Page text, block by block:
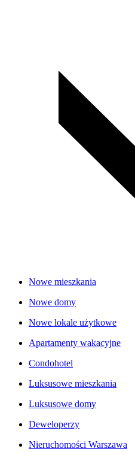
Nowe mieszkania
Nowe domy
Nowe lokale użytkowe
Apartamenty wakacyjne
Condohotel
Luksusowe mieszkania
Luksusowe domy
Deweloperzy
Nieruchomości Warszawa